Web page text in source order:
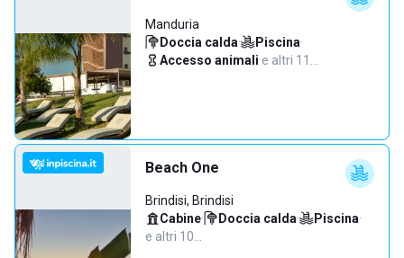
Manduria
Doccia calda· Piscina·
Accesso animali·e altri 11…
Beach One
Brindisi, Brindisi
Cabine· Doccia calda· Piscina·
e altri 10…